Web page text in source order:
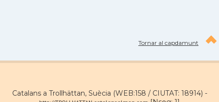
Tornar al capdamunt
Catalans a Trollhättan, Suècia (WEB:158 / CIUTAT: 18914) -